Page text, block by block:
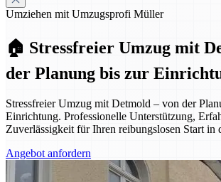
Umziehen mit Umzugsprofi Müller
🏠 Stressfreier Umzug mit
der Planung bis zur
Stressfreier Umzug mit Detmold – von der
Einrichtung. Professionelle Unterstützung,
Zuverlässigkeit für Ihren reibungslosen Start in
Angebot anfordern